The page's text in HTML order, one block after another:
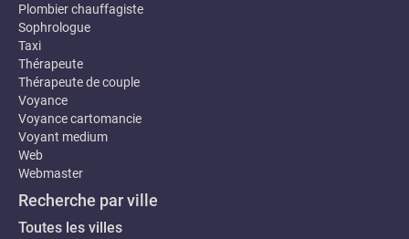
Plombier chauffagiste
Sophrologue
Taxi
Thérapeute
Thérapeute de couple
Voyance
Voyance cartomancie
Voyant medium
Web
Webmaster
Recherche par ville
Toutes les villes